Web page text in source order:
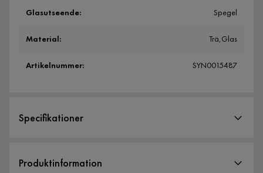
Glasutseende: Spegel
Material: Trä,Glas
Artikelnummer: SYN0015487
Specifikationer
Storlek
Produktinformation